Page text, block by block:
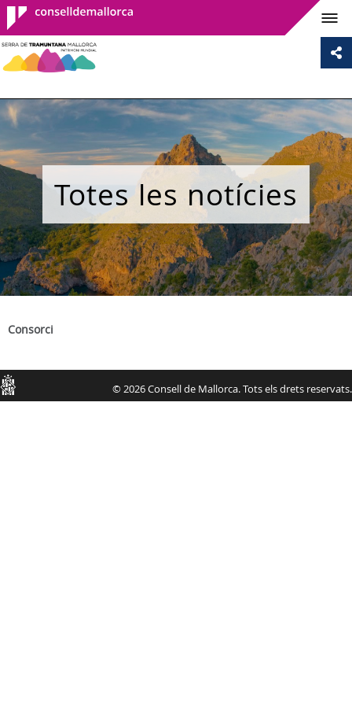
Consell de
Mallorca
Totes les notícies
Consorci
Consell
© 2026 Consell de Mallorca. Tots els drets reservats.